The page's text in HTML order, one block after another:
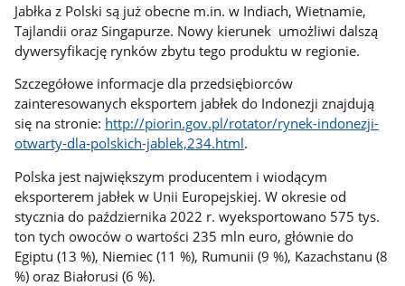
Jabłka z Polski są już obecne m.in. w Indiach, Wietnamie,
Tajlandii oraz Singapurze. Nowy kierunek umożliwi dalszą
dywersyfikację rynków zbytu tego produktu w regionie.
Szczegółowe informacje dla przedsiębiorców
zainteresowanych eksportem jabłek do Indonezji znajdują
się na stronie: http://piorin.gov.pl/rotator/rynek-indonezji-
otwarty-dla-polskich-jablek,234.html.
Polska jest największym producentem i wiodącym
eksporterem jabłek w Unii Europejskiej. W okresie od
stycznia do października 2022 r. wyeksportowano 575 tys.
ton tych owoców o wartości 235 mln euro, głównie do
Egiptu (13 %), Niemiec (11 %), Rumunii (9 %), Kazachstanu (8
%) oraz Białorusi (6 %).